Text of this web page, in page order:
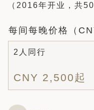
（2016年开业，共
每间每晚价格（
2人同行
CNY 2,500起